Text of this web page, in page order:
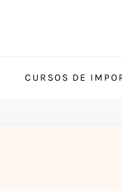
CURSOS DE